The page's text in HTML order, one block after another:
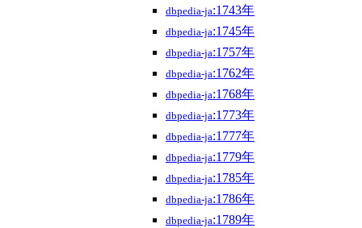
dbpedia-ja:1743年
dbpedia-ja:1745年
dbpedia-ja:1757年
dbpedia-ja:1762年
dbpedia-ja:1768年
dbpedia-ja:1773年
dbpedia-ja:1777年
dbpedia-ja:1779年
dbpedia-ja:1785年
dbpedia-ja:1786年
dbpedia-ja:1789年